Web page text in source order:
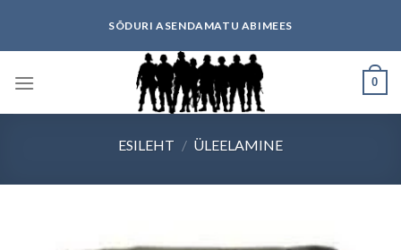
content
SÕDURI ASENDAMATU ABIMEES
0
ESILEHT / ÜLEELAMINE